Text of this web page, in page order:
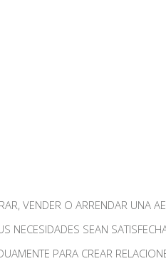
VENDER O ARRENDAR UNA
NECESIDADES SEAN
PARA CREAR